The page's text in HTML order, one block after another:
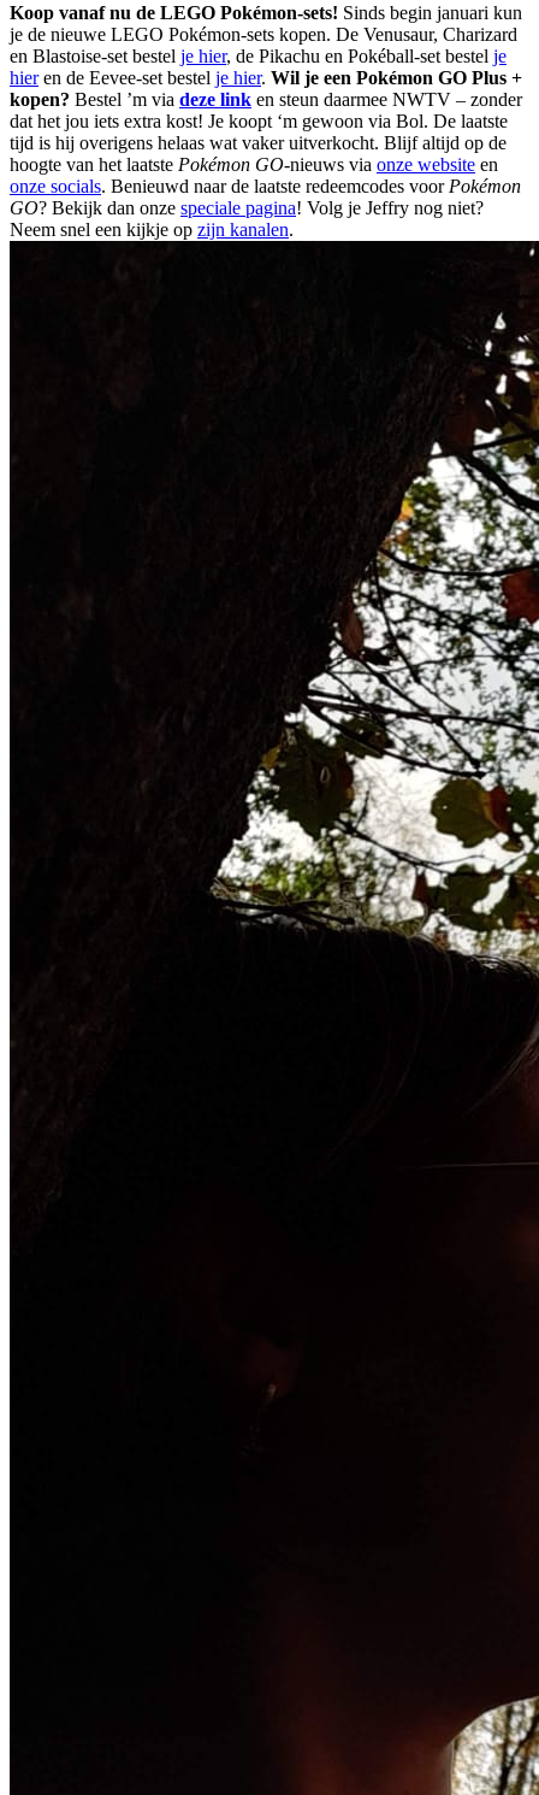
Koop vanaf nu de LEGO Pokémon-sets! Sinds begin januari kun
je de nieuwe LEGO Pokémon-sets kopen. De Venusaur, Charizard
en Blastoise-set bestel je hier, de Pikachu en Pokéball-set bestel je
hieren de Eevee-set bestel je hier. Wil je een Pokémon GO Plus +
kopen? Bestel ’m via deze link en steun daarmee NWTV – zonder
dat het jou iets extra kost! Je koopt ‘m gewoon via Bol. De laatste
tijd is hij overigens helaas wat vaker uitverkocht. Blijf altijd op de
hoogte van het laatste Pokémon GO-nieuws via onze website en
onze socials. Benieuwd naar de laatste redeemcodes voor Pokémon
GO? Bekijk dan onze speciale pagina! Volg je Jeffry nog niet?
Neem snel een kijkje op zijn kanalen.